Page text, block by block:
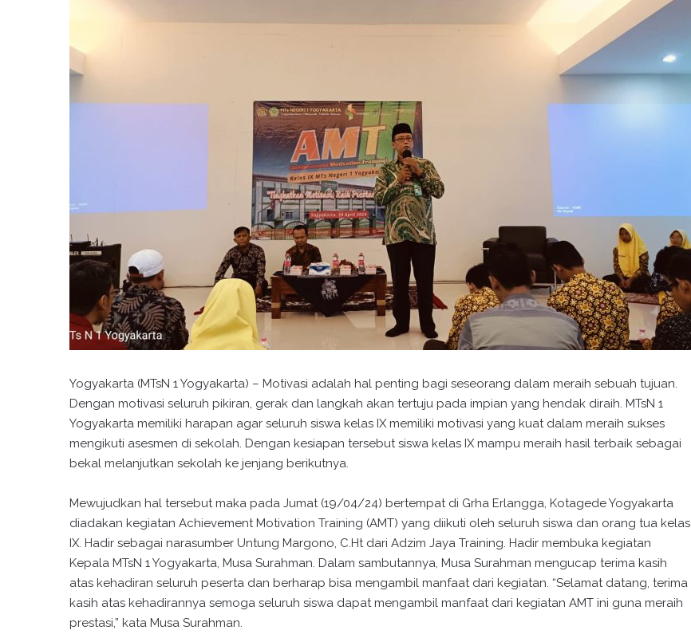
Yogyakarta (MTsN 1 Yogyakarta) – Motivasi adalah hal penting bagi seseorang dalam meraih sebuah tujuan.
Dengan motivasi seluruh pikiran, gerak dan langkah akan tertuju pada impian yang hendak diraih. MTsN 1
Yogyakarta memiliki harapan agar seluruh siswa kelas IX memiliki motivasi yang kuat dalam meraih sukses
mengikuti asesmen di sekolah. Dengan kesiapan tersebut siswa kelas IX mampu meraih hasil terbaik sebagai
bekal melanjutkan sekolah ke jenjang berikutnya.
Mewujudkan hal tersebut maka pada Jumat (19/04/24) bertempat di Grha Erlangga, Kotagede Yogyakarta
diadakan kegiatan Achievement Motivation Training (AMT) yang diikuti oleh seluruh siswa dan orang tua kelas
IX. Hadir sebagai narasumber Untung Margono, C.Ht dari Adzim Jaya Training. Hadir membuka kegiatan
Kepala MTsN 1 Yogyakarta, Musa Surahman. Dalam sambutannya, Musa Surahman mengucap terima kasih
atas kehadiran seluruh peserta dan berharap bisa mengambil manfaat dari kegiatan. “Selamat datang, terima
kasih atas kehadirannya semoga seluruh siswa dapat mengambil manfaat dari kegiatan AMT ini guna meraih
prestasi,” kata Musa Surahman.